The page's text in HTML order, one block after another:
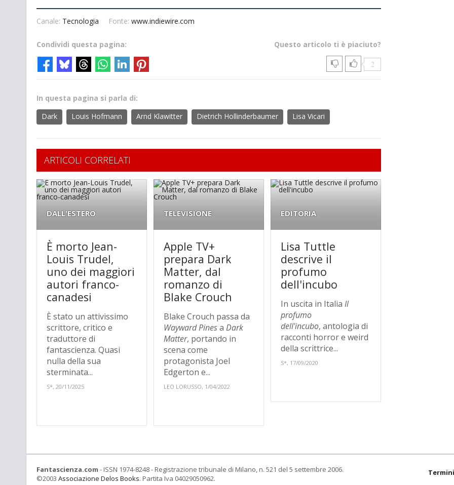
Canale: Tecnologia Fonte: www.indiewire.com
Questo articolo ti è piaciuto?
2
Condividi questa pagina:
In questa pagina si parla di:
Dark
Louis Hofmann Arnd Klawitter Dietrich Hollinderbaumer Lisa Vicari
ARTICOLI CORRELATI
DALL'ESTERO
È morto Jean-
Louis Trudel,
uno dei maggiori
autori franco-
canadesi
È stato un attivissimo
scrittore, critico e
traduttore di
fantascienza. Quasi
nulla della sua
sterminata...
S*, 20/11/2025
TELEVISIONE
Apple TV+
prepara Dark
Matter, dal
romanzo di
Blake Crouch
Blake Crouch passa da
Wayward PinesaDark
Matter, portando in
scena come
protagonista Joel
Edgerton e...
LEO LORUSSO, 1/04/2022
EDITORIA
Lisa Tuttle
descrive il
profumo
dell'incubo
In uscita in ItaliaIl
profumo
dell'incubo, antologia di
racconti horror e weird
della scrittrice...
S*, 17/09/2020
Fantascienza.com - ISSN 1974-8248 - Registrazione tribunale di Milano, n. 521 del 5 settembre 2006.
©2003 Associazione Delos Books. Partita Iva 04029050962.